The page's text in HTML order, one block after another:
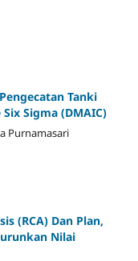
Tanki
Sigma (DMAIC)
Purnamasari
(RCA) Dan Plan,
Nilai